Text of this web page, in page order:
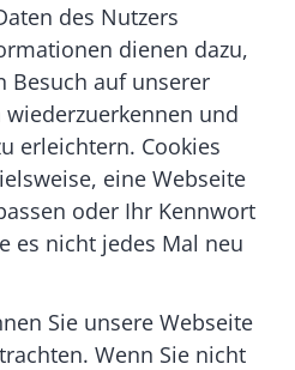
des Nutzers
dienen dazu,
Besuch auf unserer
und
erleichtern. Cookies
eine Webseite
oder Ihr Kennwort
es nicht jedes Mal neu
Sie unsere Webseite
Wenn Sie nicht